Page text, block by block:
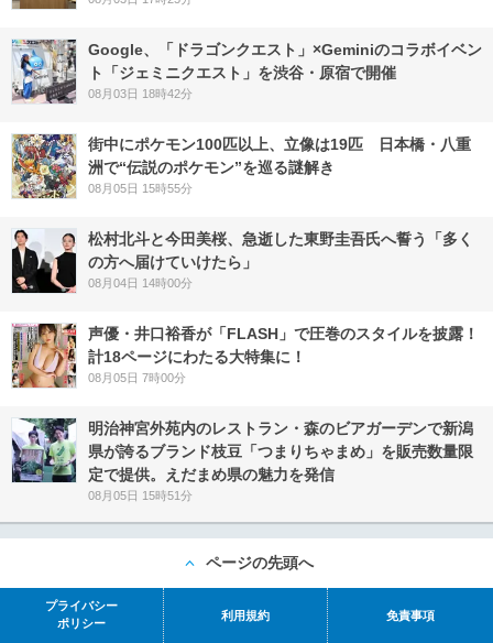
Google、「ドラゴンクエスト」×Geminiのコラボイベン
ト「ジェミニクエスト」を渋谷・原宿で開催
08月03日 18時42分
街中にポケモン100匹以上、立像は19匹 日本橋・八重
洲で“伝説のポケモン”を巡る謎解き
08月05日 15時55分
松村北斗と今田美桜、急逝した東野圭吾氏へ誓う「多く
の方へ届けていけたら」
08月04日 14時00分
声優・井口裕香が「FLASH」で圧巻のスタイルを披露！
計18ページにわたる大特集に！
08月05日 7時00分
明治神宮外苑内のレストラン・森のビアガーデンで新潟
県が誇るブランド枝豆「つまりちゃまめ」を販売数量限
定で提供。えだまめ県の魅力を発信
08月05日 15時51分
ページの先頭へ
プライバシー
ポリシー
利用規約 免責事項